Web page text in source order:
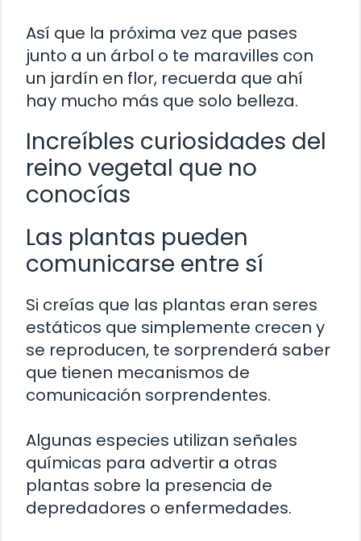
Así que la próxima vez que pases
junto a un árbol o te maravilles con
un jardín en flor, recuerda que ahí
hay mucho más que solo belleza.
Increíbles curiosidades del
reino vegetal que no
conocías
Las plantas pueden
comunicarse entre sí
Si creías que las plantas eran seres
estáticos que simplemente crecen y
se reproducen, te sorprenderá saber
que tienen mecanismos de
comunicación sorprendentes.
Algunas especies utilizan señales
químicas para advertir a otras
plantas sobre la presencia de
depredadores o enfermedades.